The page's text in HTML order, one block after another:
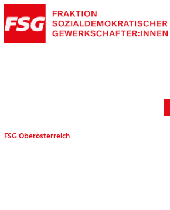
FSG Oberösterreich